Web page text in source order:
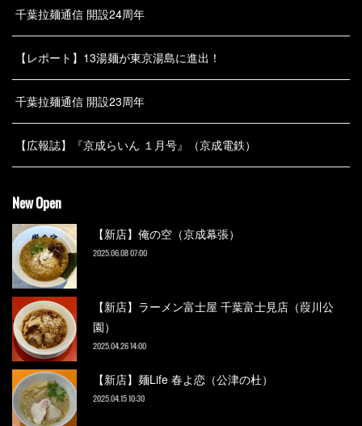
千葉拉麺通信 開設24周年
【レポート】13湯麺が東京湯島に進出！
千葉拉麺通信 開設23周年
【広報誌】『京成らいん １月号』（京成電鉄）
New Open
【新店】俺の空（京成幕張）
2025.06.08 07:00
【新店】ラーメン富士屋 千葉富士見店（葭川公
園）
2025.04.26 14:00
【新店】麺Life 春よ恋（公津の杜）
2025.04.15 10:30